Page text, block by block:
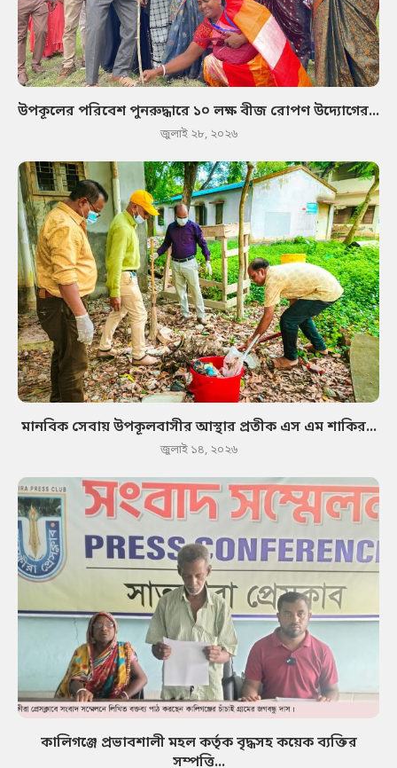
উপকূলের পরিবেশ পুনরুদ্ধারে ১০ লক্ষ বীজ রোপণ উদ্যোগের...
জুলাই ২৮, ২০২৬
মানবিক সেবায় উপকূলবাসীর আস্থার প্রতীক এস এম শাকির...
জুলাই ১৪, ২০২৬
কালিগঞ্জে প্রভাবশালী মহল কর্তৃক বৃদ্ধসহ কয়েক ব্যক্তির
সম্পত্তি...